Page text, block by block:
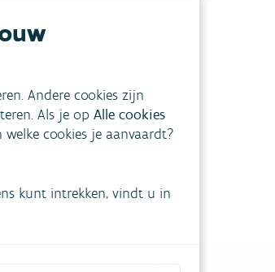
Andere cookies zijn
Als je op Alle cookies
cookies je aanvaardt?
kunt intrekken, vindt u in